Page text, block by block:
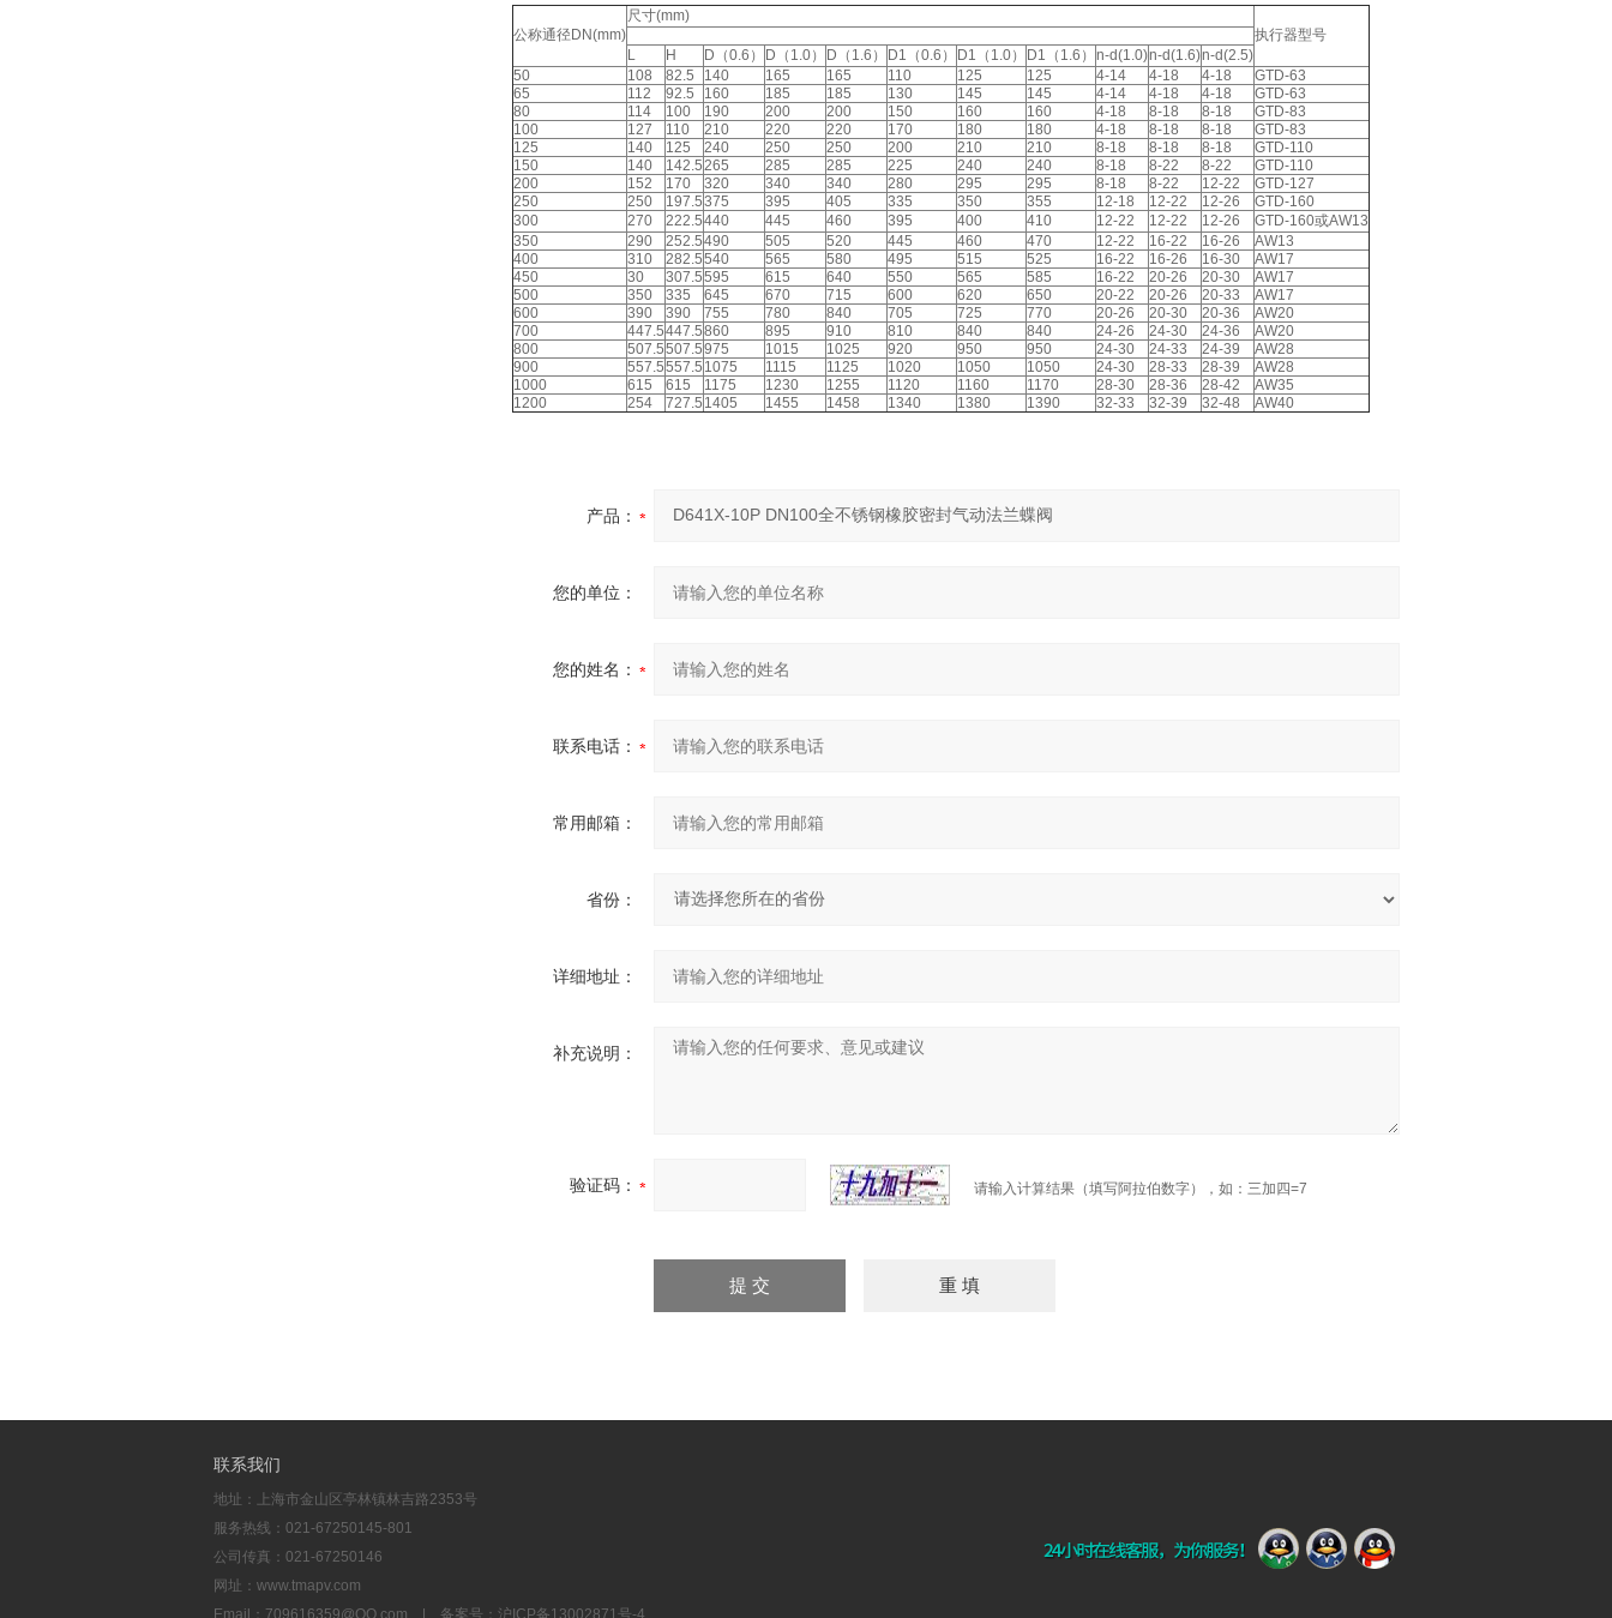
公称通径DN(mm)
尺寸(mm)
执行器型号
L
H D（0.6） D（1.0） D（1.6） D1（0.6） D1（1.0） D1（1.6） n-d(1.0)n-d(1.6)n-d(2.5)
50
108 82.5 140 165 165 110 125 125 4-14 4-18 4-18
GTD-63
65
112 92.5 160 185 185 130 145 145 4-14 4-18 4-18
GTD-63
80
114 100 190 200 200 150 160 160 4-18 8-18 8-18
GTD-83
100
127 110 210 220 220 170 180 180 4-18 8-18 8-18
GTD-83
125
140 125 240 250 250 200 210 210 8-18 8-18 8-18
GTD-110
150
140 142.5265 285 285 225 240 240 8-18 8-22 8-22
GTD-110
200
152 170 320 340 340 280 295 295 8-18 8-22 12-22
GTD-127
250
250 197.5375 395 405 335 350 355 12-18 12-22 12-26
GTD-160
300
270 222.5440 445 460 395 400 410 12-22 12-22 12-26
GTD-160或AW13
350
290 252.5490 505 520 445 460 470 12-22 16-22 16-26
AW13
400
310 282.5540 565 580 495 515 525 16-22 16-26 16-30
AW17
450
30 307.5595 615 640 550 565 585 16-22 20-26 20-30
AW17
500
350 335 645 670 715 600 620 650 20-22 20-26 20-33
AW17
600
390 390 755 780 840 705 725 770 20-26 20-30 20-36
AW20
700
447.5447.5860 895 910 810 840 840 24-26 24-30 24-36
AW20
800
507.5507.5975 1015 1025 920 950 950 24-30 24-33 24-39
AW28
900
557.5557.5 1075 1115 1125 1020 1050 1050 24-30 28-33 28-39
AW28
1000
615 615 1175 1230 1255 1120 1160 1170 28-30 28-36 28-42
AW35
1200
254 727.5 1405 1455 1458 1340 1380 1390 32-33 32-39 32-48 AW40
产品：
您的单位：
您的姓名：
联系电话：
常用邮箱：
省份：
详细地址：
补充说明：
验证码： 请输入计算结果（填写阿拉伯数字），如：三加四=7
联系我们
地址：上海市金山区亭林镇林吉路2353号
服务热线：021-67250145-801
公司传真：021-67250146
网址：www.tmapv.com
Email： 709616359@QQ.com | 备案号： 沪ICP备13002871号-4